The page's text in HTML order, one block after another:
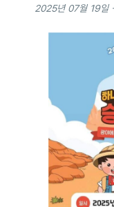
2025년 07월 19일